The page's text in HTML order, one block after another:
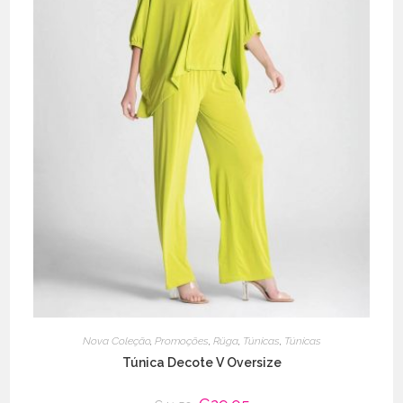
Nova Coleção, Promoções, Rüga, Túnicas, Túnicas
Túnica Decote V Oversize